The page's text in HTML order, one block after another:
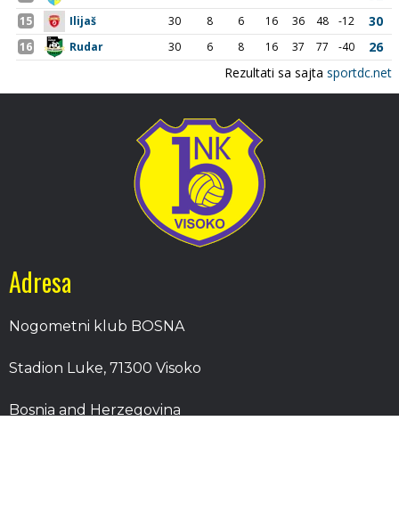
Adresa
Nogometni klub BOSNA
Stadion Luke, 71300 Visoko
Bosnia and Herzegovina